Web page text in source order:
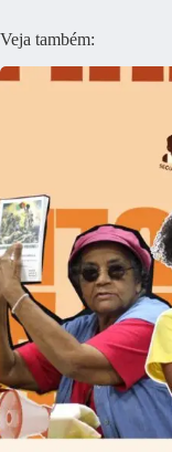
Veja também: